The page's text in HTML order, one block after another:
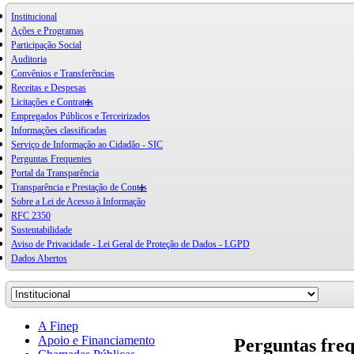
Institucional
Ações e Programas
Participação Social
Auditoria
Convênios e Transferências
Receitas e Despesas
Licitações e Contratos
Empregados Públicos e Terceirizados
Informações classificadas
Serviço de Informação ao Cidadão - SIC
Perguntas Frequentes
Portal da Transparência
Transparência e Prestação de Contas
Sobre a Lei de Acesso à Informação
RFC 2350
Sustentabilidade
Aviso de Privacidade - Lei Geral de Proteção de Dados - LGPD
Dados Abertos
Perguntas
A Finep
Apoio e Financiamento